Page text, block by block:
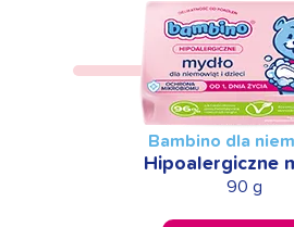
Bambino dla
Hipoalergiczne
90 g